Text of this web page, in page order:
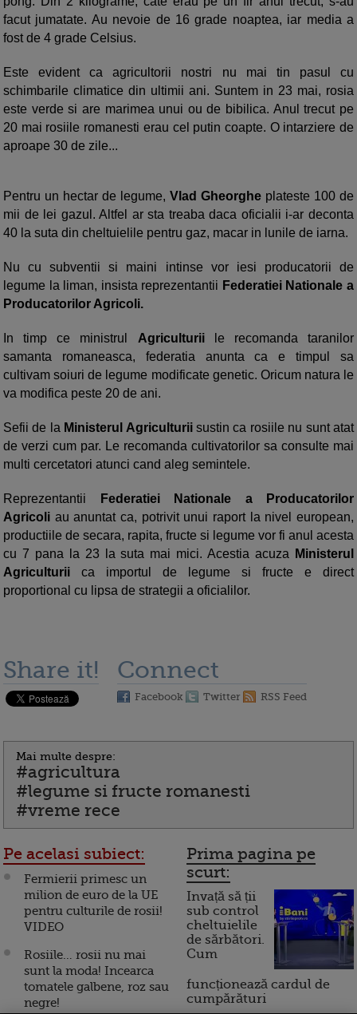
facut jumatate. Au nevoie de 16 grade noaptea, iar media a
fost de 4 grade Celsius.
Este evident ca agricultorii nostri nu mai tin pasul cu
schimbarile climatice din ultimii ani. Suntem in 23 mai, rosia
este verde si are marimea unui ou de bibilica. Anul trecut pe
20 mai rosiile romanesti erau cel putin coapte. O intarziere de
aproape 30 de zile...
Pentru un hectar de legume, Vlad Gheorghe plateste 100 de
mii de lei gazul. Altfel ar sta treaba daca oficialii i-ar deconta
40 la suta din cheltuielile pentru gaz, macar in lunile de iarna.
Nu cu subventii si maini intinse vor iesi producatorii de
legume la liman, insista reprezentantii Federatiei Nationale a
Producatorilor Agricoli.
In timp ce ministrul Agriculturii
le recomanda taranilor
samanta romaneasca, federatia anunta ca e timpul sa
cultivam soiuri de legume modificate genetic. Oricum natura le
va modifica peste 20 de ani.
Sefii de la Ministerul Agriculturiisustin ca rosiile nu sunt atat
de verzi cum par. Le recomanda cultivatorilor sa consulte mai
multi cercetatori atunci cand aleg semintele.
Reprezentantii
Federatiei Nationale a Producatorilor
Agricoli au anuntat ca, potrivit unui raport la nivel european,
productiile de secara, rapita, fructe si legume vor fi anul acesta
cu 7 pana la 23 la suta mai mici. Acestia acuza
Ministerul
Agriculturii ca importul de legume si fructe e direct
proportional cu lipsa de strategii a oficialilor.
Share it! Connect
Facebook Twitter RSS Feed
Mai multe despre:
#agricultura
#legume si fructe romanesti
#vreme rece
Pe acelasi subiect:
Fermierii primesc un
milion de euro de la UE
pentru culturile de rosii!
VIDEO
Rosiile… rosii nu mai
sunt la moda! Incearca
tomatele galbene, roz sau
negre!
Prima pagina pe
scurt:
Invață să ții
sub control
cheltuielile
de sărbători.
Cum
funcționează cardul de
cumpărături